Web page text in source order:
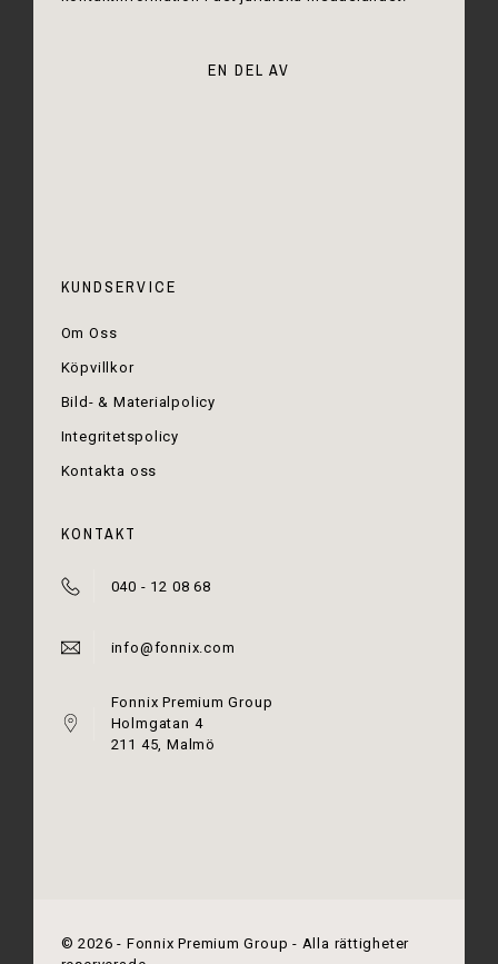
EN DEL AV
KUNDSERVICE
Om Oss
Köpvillkor
Bild- & Materialpolicy
Integritetspolicy
Kontakta oss
KONTAKT
040 - 12 08 68
info@fonnix.com
Fonnix Premium Group
Holmgatan 4
211 45, Malmö
©2026 - Fonnix Premium Group - Alla rättigheter